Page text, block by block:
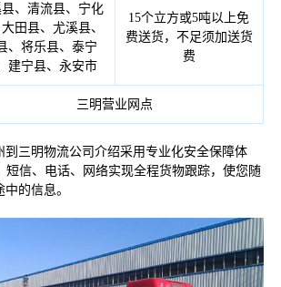
县、清流县、宁化
田县、尤溪县、
、将乐县、泰宁
建宁县、永安市
15个立方或5吨以上免
费送货，不足须加送货
费
三明营业网点
三明物流公司介绍采用专业化安全保障体
短信、电话、网络实现全程货物跟踪，使您随
的信息。